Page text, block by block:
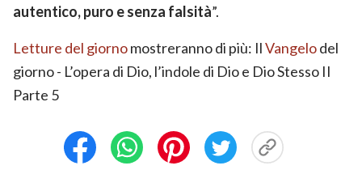
autentico, puro e senza falsità”.
Letture del giornomostreranno di più: IlVangelodel
giorno - L’opera di Dio, l’indole di Dio e Dio Stesso II
Parte 5